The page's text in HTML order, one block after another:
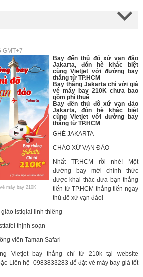
GMT+7
máy bay 210K
Bay đến thủ đô xứ vạn đảo
Jakarta, đón hè khác biệt
cùng Vietjet với đường bay
thẳng từ TP.HCM
Bay thẳng Jakarta chỉ với giá
vé máy bay 210K chưa bao
gồm phí thuế
Bay đến thủ đô xứ vạn đảo
Jakarta, đón hè khác biệt
cùng Vietjet với đường bay
thẳng từ TP.HCM
GHÉ JAKARTA
CHÀO XỨ VẠN ĐẢO
Nhất TP.HCM rồi nhé! Một
đường bay mới chính thức
được khai thác đưa bạn thẳng
tiến từ TP.HCM thẳng tiến ngay
thủ đô xứ vạn đảo!
Istiqlal linh thiêng
thịnh soạn
viên Taman Safari
Vietjet bay thẳng chỉ từ 210k tại website
Liên hệ 0983833283 để đặt vé máy bay giá tốt